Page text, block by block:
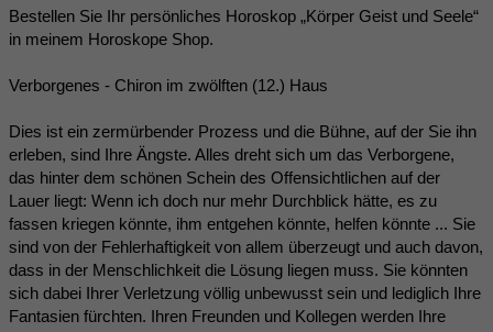
Bestellen Sie Ihr persönliches Horoskop „Körper Geist und Seele“
in meinem Horoskope Shop.
Verborgenes - Chiron im zwölften (12.) Haus
Dies ist ein zermürbender Prozess und die Bühne, auf der Sie ihn
erleben, sind Ihre Ängste. Alles dreht sich um das Verborgene,
das hinter dem schönen Schein des Offensichtlichen auf der
Lauer liegt: Wenn ich doch nur mehr Durchblick hätte, es zu
fassen kriegen könnte, ihm entgehen könnte, helfen könnte ... Sie
sind von der Fehlerhaftigkeit von allem überzeugt und auch davon,
dass in der Menschlichkeit die Lösung liegen muss. Sie könnten
sich dabei Ihrer Verletzung völlig unbewusst sein und lediglich Ihre
Fantasien fürchten. Ihren Freunden und Kollegen werden Ihre